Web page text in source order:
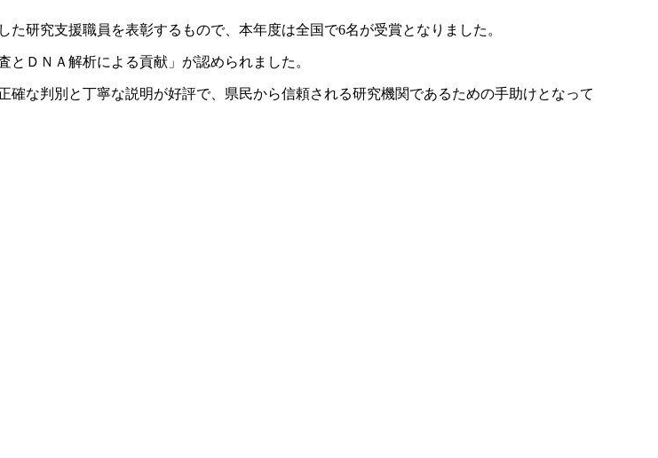
研究支援職員を表彰するもので、本年度は全国で6名が受賞となりました。
ＤＮＡ解析による貢献」が認められました。
な判別と丁寧な説明が好評で、県民から信頼される研究機関であるための手助けとなって